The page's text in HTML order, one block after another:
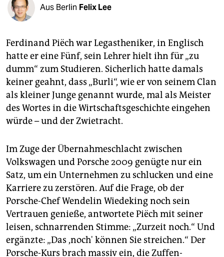
fragen & hilfe
abo
genossenschaft
epaper login
Aus Berlin Felix Lee
Ferdinand Piëch war Legastheniker, in Englisch
hatte er eine Fünf, sein Lehrer hielt ihn für „zu
dumm“ zum Studieren. Sicherlich hatte damals
keiner geahnt, dass „Burli“, wie er von seinem Clan
als kleiner Junge genannt wurde, mal als Meister
des Wortes in die Wirtschaftsgeschichte eingehen
würde – und der Zwietracht.
Im Zuge der Übernahmeschlacht zwischen
Volkswagen und Porsche 2009 genügte nur ein
Satz, um ein Unternehmen zu schlucken und eine
Karriere zu zerstören. Auf die Frage, ob der
Porsche-Chef Wendelin Wiedeking noch sein
Vertrauen genieße, antwortete Piëch mit seiner
leisen, schnarrenden Stimme: „Zurzeit noch.“ Und
ergänzte: „Das ,noch' können Sie streichen.“ Der
Porsche-Kurs brach massiv ein, die Zuffen­